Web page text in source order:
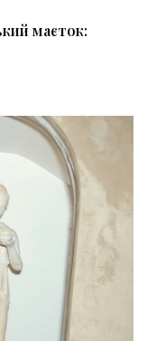
маєток: